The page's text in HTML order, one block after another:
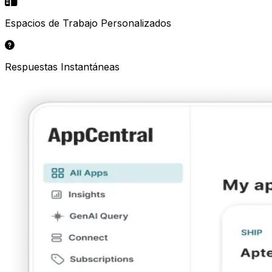
Espacios de Trabajo Personalizados
Respuestas Instantáneas